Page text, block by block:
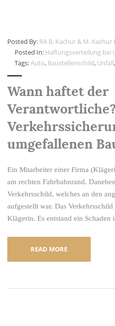
Posted By: RA B. Kachur & M. Kachur
Posted In: Haftungsverteilung bei
Tags:Auto, Baustellenschild, Unfall,
Wann haftet der
umgefallenen
Ein Mitarbeiter einer Firma
am rechten Fahrbahnrand.
Verkehrsschild, welches an den
aufgestellt war. Das
Klägerin. Es entstand ein
READ MORE